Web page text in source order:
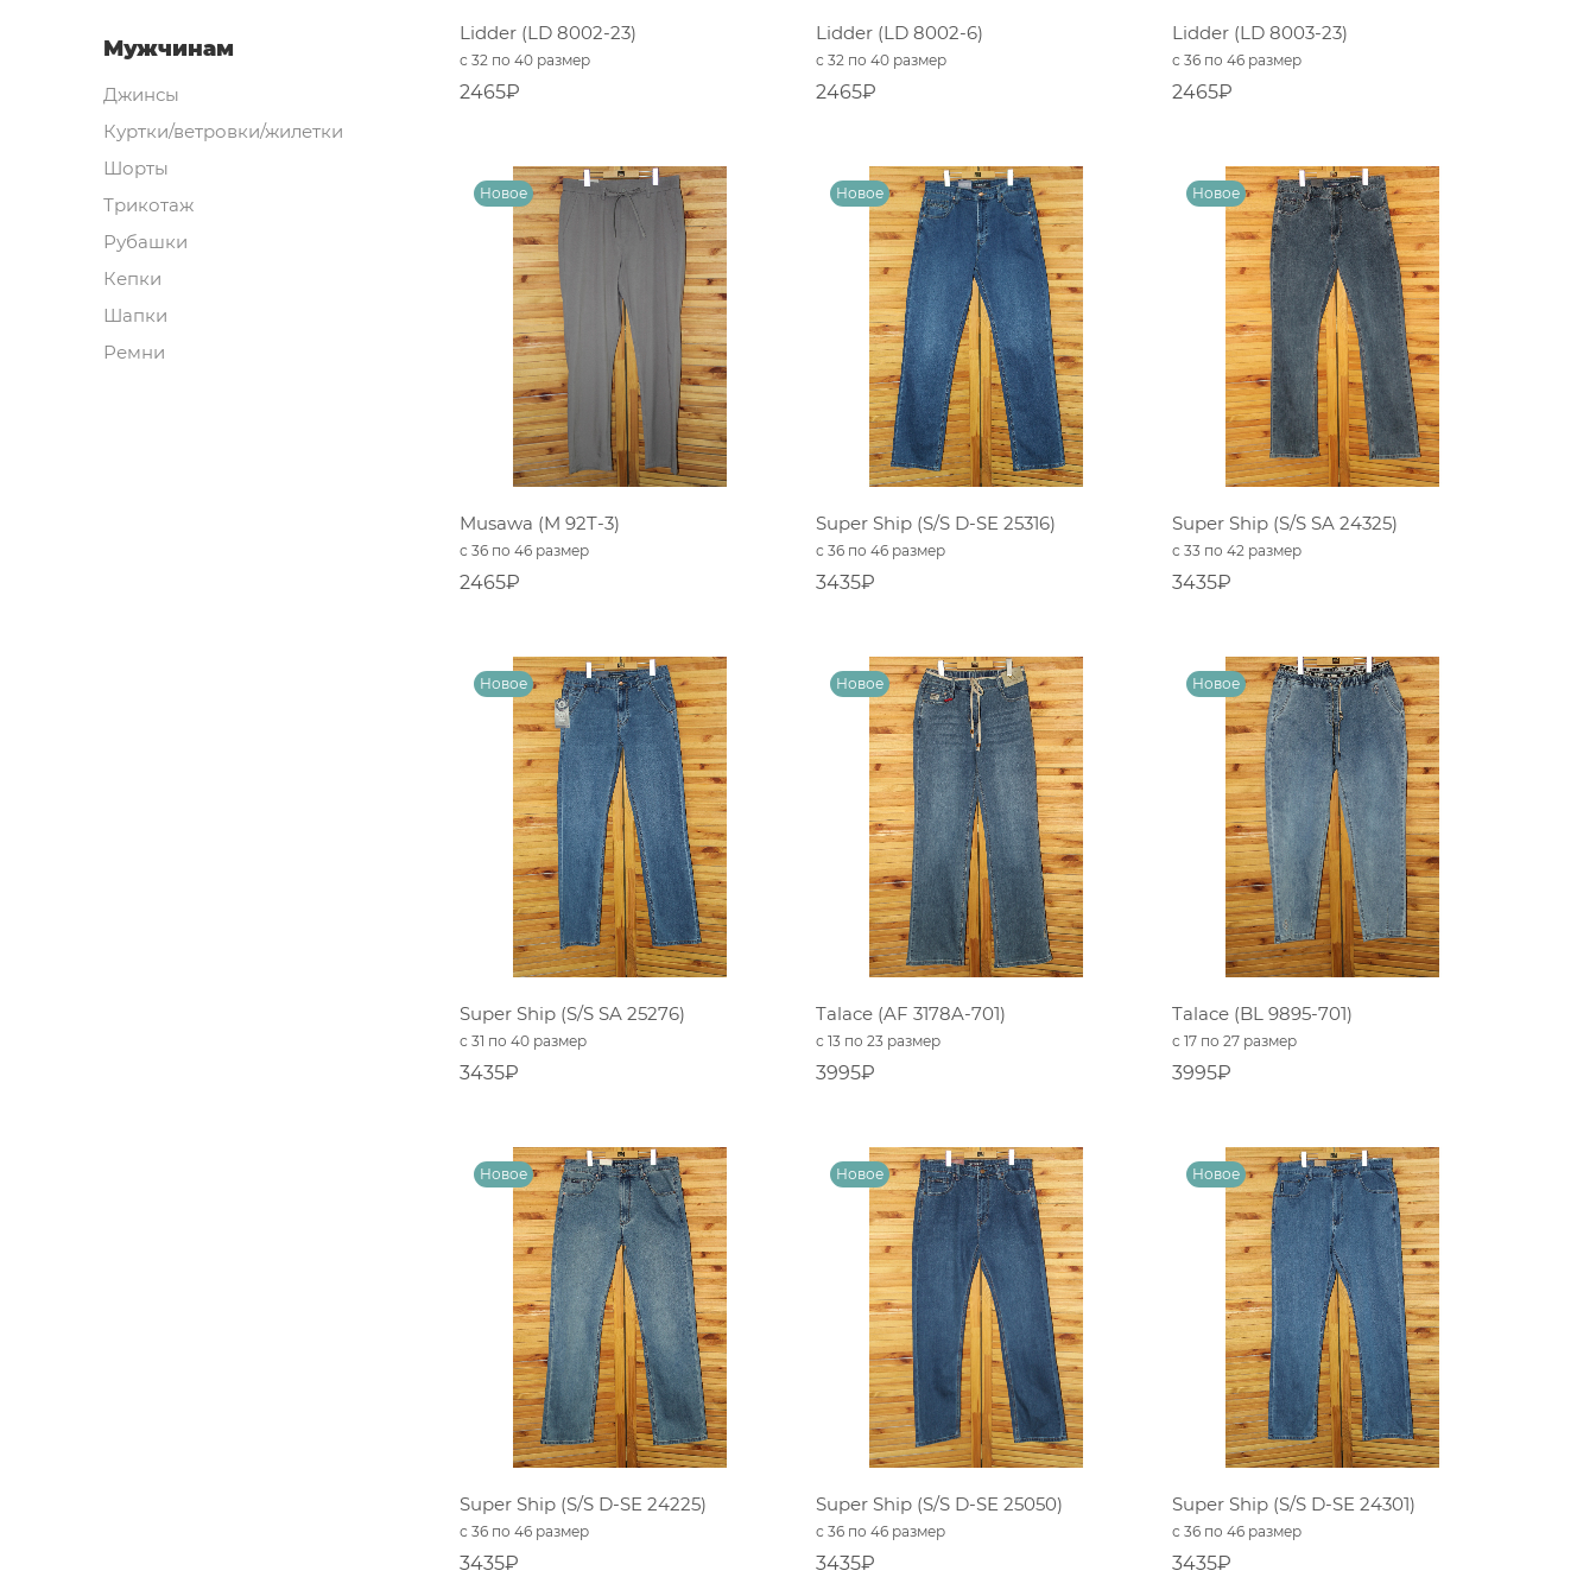
Мужчинам
Джинсы
Куртки/ветровки/жилетки
Шорты
Трикотаж
Рубашки
Кепки
Шапки
Ремни
Lidder (LD 8002-23)
с 32 по 40 размер
2465₽
Lidder (LD 8002-6)
с 32 по 40 размер
2465₽
Lidder (LD 8003-23)
с 36 по 46 размер
2465₽
Musawa (M 92T-3)
с 36 по 46 размер
2465₽
Super Ship (S/S D-SE 25316)
с 36 по 46 размер
3435₽
Super Ship (S/S SA 24325)
с 33 по 42 размер
3435₽
Super Ship (S/S SA 25276)
с 31 по 40 размер
3435₽
Talace (AF 3178A-701)
с 13 по 23 размер
3995₽
Talace (BL 9895-701)
с 17 по 27 размер
3995₽
Super Ship (S/S D-SE 24225)
с 36 по 46 размер
3435₽
Super Ship (S/S D-SE 25050)
с 36 по 46 размер
3435₽
Super Ship (S/S D-SE 24301)
с 36 по 46 размер
3435₽